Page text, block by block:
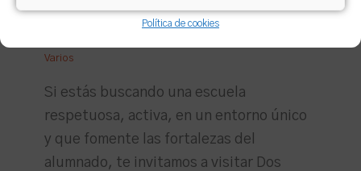
Política de cookies
Varios
Si estás buscando una escuela
respetuosa, activa, en un entorno único
y que fomente las fortalezas del
alumnado, te invitamos a visitar Dos